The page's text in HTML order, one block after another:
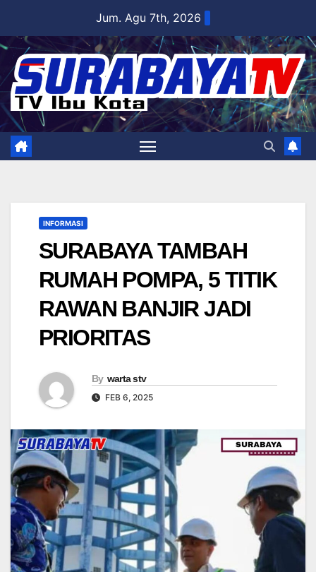
content
Jum. Agu 7th, 2026
INFORMASI
SURABAYA TAMBAH
RUMAH POMPA, 5 TITIK
RAWAN BANJIR JADI
PRIORITAS
By warta stv
FEB 6, 2025